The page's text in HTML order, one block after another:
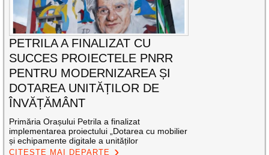
PETRILA A FINALIZAT CU
SUCCES PROIECTELE PNRR
PENTRU MODERNIZAREA ȘI
DOTAREA UNITĂȚILOR DE
ÎNVĂȚĂMÂNT
Primăria Orașului Petrila a finalizat
implementarea proiectului „Dotarea cu mobilier
și echipamente digitale a unităților
CITEȘTE MAI DEPARTE